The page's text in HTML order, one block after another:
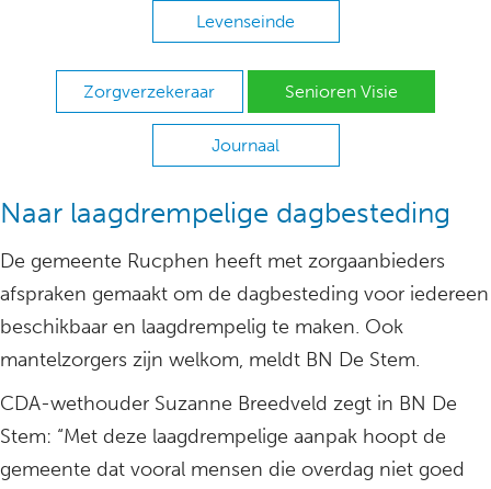
Levenseinde
Zorgverzekeraar Senioren Visie
Journaal
Naar laagdrempelige dagbesteding
De gemeente Rucphen heeft met zorgaanbieders
afspraken gemaakt om de dagbesteding voor iedereen
beschikbaar en laagdrempelig te maken. Ook
mantelzorgers zijn welkom, meldt BN De Stem.
CDA-wethouder Suzanne Breedveld zegt in BN De
Stem: “Met deze laagdrempelige aanpak hoopt de
gemeente dat vooral mensen die overdag niet goed